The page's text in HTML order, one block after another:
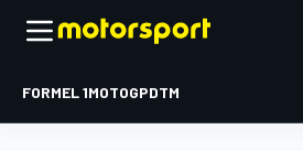
FORMEL 1MOTOGPDTM